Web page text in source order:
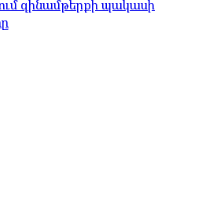
զինամթերքի պակասի